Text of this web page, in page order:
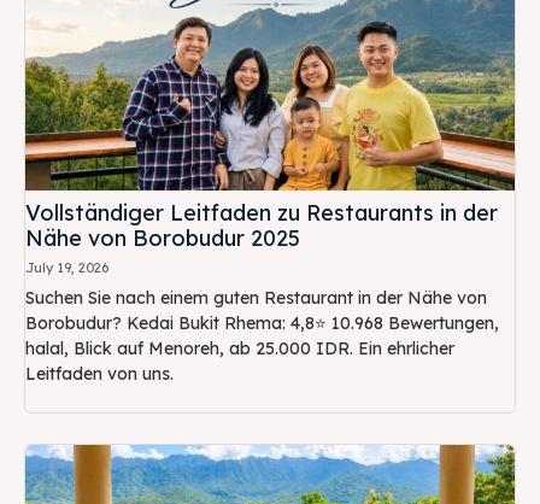
Vollständiger Leitfaden zu Restaurants in der
Nähe von Borobudur 2025
July 19, 2026
Suchen Sie nach einem guten Restaurant in der Nähe von
Borobudur? Kedai Bukit Rhema: 4,8⭐ 10.968 Bewertungen,
halal, Blick auf Menoreh, ab 25.000 IDR. Ein ehrlicher
Leitfaden von uns.